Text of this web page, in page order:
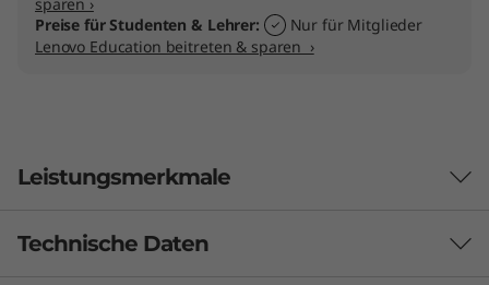
Preise für Studenten & Lehrer:
Nur für Mitglieder
Lenovo Education beitreten & sparen ›
Leistungsmerkmale
Technische Daten